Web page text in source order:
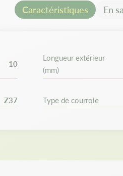
Caractéristiques En
10
Longueur extérieur
(mm)
Z37 Type de courroie